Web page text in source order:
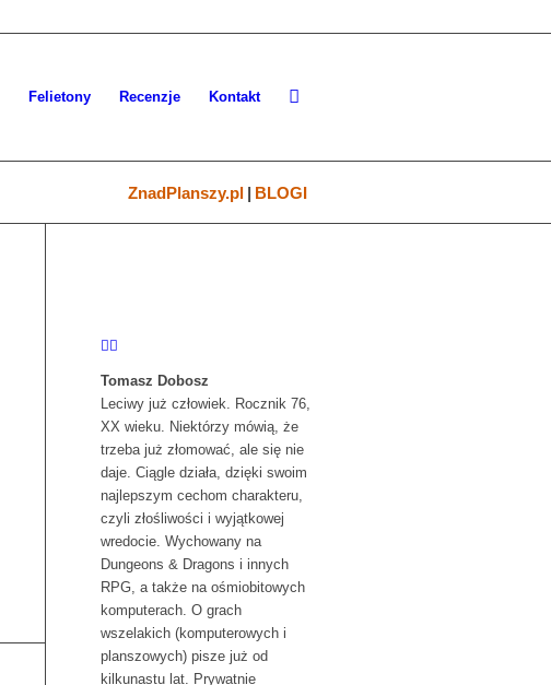
Felietony Recenzje Kontakt
ZnadPlanszy.pl | BLOGI
Tomasz Dobosz
Leciwy już człowiek. Rocznik 76,
XX wieku. Niektórzy mówią, że
trzeba już złomować, ale się nie
daje. Ciągle działa, dzięki swoim
najlepszym cechom charakteru,
czyli złośliwości i wyjątkowej
wredocie. Wychowany na
Dungeons & Dragons i innych
RPG, a także na ośmiobitowych
komputerach. O grach
wszelakich (komputerowych i
planszowych) pisze już od
kilkunastu lat. Prywatnie